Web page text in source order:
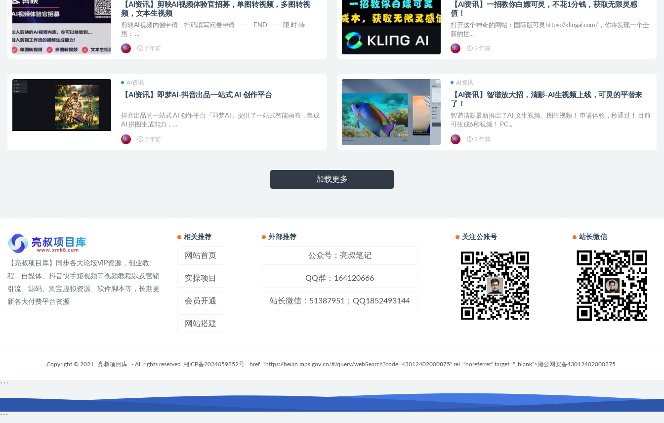
【AI资讯】剪映AI视频体验官招募，单图转视频，多图转视
频，文本生视频
剪映AI视频内侧申请，扫码填写问卷申请 ———END——— 限 时 特
惠： ...
2 年前
【AI资讯】一招教你白嫖可灵，不花1分钱，获取无限灵感
值！
打开这个神奇的网站：国际版可灵https://klingai.com/，你将发现一个全
新的世...
2 年前
AI资讯
【AI资讯】即梦AI-抖音出品一站式 AI 创作平台
抖音出品的一站式 AI 创作平台「即梦AI」提供了一站式智能画布，集成
AI 拼图生成能力，...
2 年前
AI资讯
【AI资讯】智谱放大招，清影-AI生视频上线，可灵的平替来
了！
智谱清影最新推出了AI 文生视频、图生视频！ 申请体验，秒通过！ 目前
可生成6秒视频！ PC...
2 年前
加载更多
【亮叔项目库】同步各大论坛VIP资源，创业教
程、自媒体、抖音快手短视频等视频教程以及营销
引流、源码、淘宝虚拟资源、软件脚本等，长期更
新各大付费平台资源
相关推荐
网站首页
实操项目
会员开通
网站搭建
外部推荐
公众号：亮叔笔记
QQ群：164120666
站长微信：51387951；QQ1852493144
关注公账号 站长微信
Copyright © 2021 亮叔项目库 - All rights reserved 湘ICP备2024059852号 href="https://beian.mps.gov.cn/#/query/webSearch?code=43012402000875" rel="noreferrer" target="_blank">湘公网安备43012402000875
```
```